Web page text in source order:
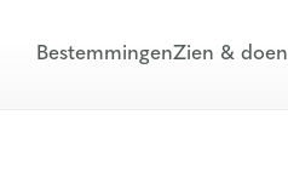
BestemmingenZien & doen